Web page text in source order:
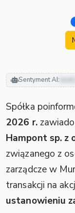
Sentyment AI:
Spółka
2026 r.
Hampont sp. z
związanego z
zarządcze w
transakcji na
ustanowieniu